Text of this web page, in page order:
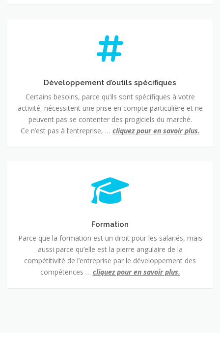
Développement d’outils spécifiques
Certains besoins, parce qu’ils sont spécifiques à votre
activité, nécessitent une prise en compte particulière et ne
peuvent pas se contenter des progiciels du marché.
Ce n’est pas à l’entreprise, … cliquez pour en savoir plus.
Formation
Parce que la formation est un droit pour les salariés, mais
aussi parce qu’elle est la pierre angulaire de la
compétitivité de l’entreprise par le développement des
compétences … cliquez pour en savoir plus.